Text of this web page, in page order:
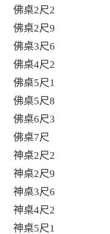
佛桌2尺2
佛桌2尺9
佛桌3尺6
佛桌4尺2
佛桌5尺1
佛桌5尺8
佛桌6尺3
佛桌7尺
神桌2尺2
神桌2尺9
神桌3尺6
神桌4尺2
神桌5尺1